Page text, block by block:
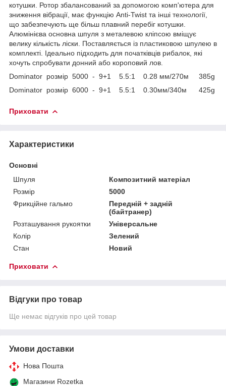
котушки. Ротор збалансований за допомогою комп'ютера для
зниження вібрації, має функцію Anti-Twist та інші технології,
що забезпечують ще більш плавний перебіг котушки.
Алюмінієва основна шпуля з металевою кліпсою вміщує
велику кількість ліски. Поставляється із пластиковою шпулею в
комплекті. Ідеально підходить для початківців рибалок, які
хочуть спробувати донний або короповий лов.
Dominator розмір 5000 - 9+1 5.5:1 0.28 мм/270м 385g
Dominator розмір 6000 - 9+1 5.5:1 0.30мм/340м 425g
Приховати
Характеристики
Основні
Шпуля
Композитний матеріал
Розмір
5000
Фрикційне гальмо
Передній + задній
(байтранер)
Розташування рукоятки
Універсальне
Колір
Зелений
Стан
Новий
Приховати
Відгуки про товар
Ще немає відгуків про цей товар
Умови доставки
Нова Пошта
Магазини Rozetka